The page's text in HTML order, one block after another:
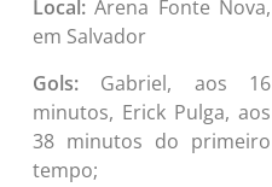
Local:Arena Fonte Nova,
em Salvador
Gols:Gabriel, aos 16
minutos, Erick Pulga, aos
38 minutos do primeiro
tempo;